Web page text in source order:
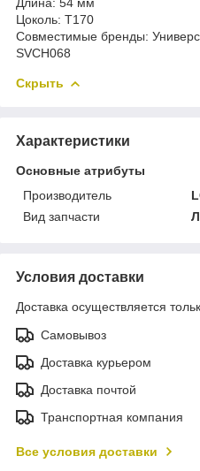
Цоколь: Т170
Совместимые бренды:
SVCH068
Скрыть
Характеристики
Основные атрибуты
Производитель
Вид запчасти
Условия доставки
Доставка осуществляется
Самовывоз
Доставка курьером
Доставка почтой
Транспортная компания
Все условия доставки